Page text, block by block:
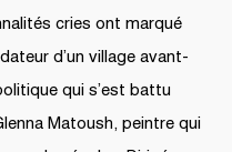
cries ont marqué
d’un village avant-
qui s’est battu
Matoush, peintre qui